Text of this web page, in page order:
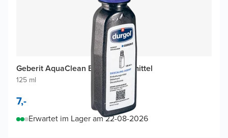
Geberit AquaClean Entkalkungsmittel
125 ml
7,-
Erwartet im Lager am 22-08-2026